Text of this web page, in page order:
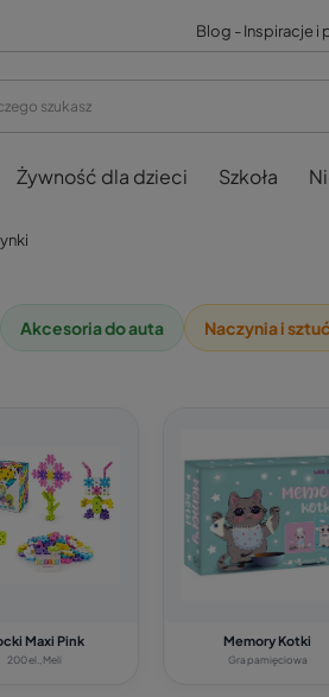
Blog - Inspiracje i
Żywność dla dzieci Szkoła
Akcesoria do auta Naczynia i
Maxi Pink
200 el., Meli
Memory Kotki
Gra pamięciowa